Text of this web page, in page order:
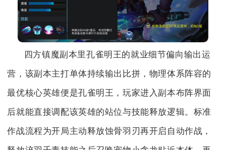
四方镇魔副本里孔雀明王的就业细节偏向输出运
营，该副本主打单体持续输出比拼，物理体系阵容的
最优核心英雄便是孔雀明王，玩家进入副本布阵界面
后就能直接调配该英雄的站位与技能释放逻辑。标准
作战流程为开局主动释放蚀骨羽刃再开启自动作战，